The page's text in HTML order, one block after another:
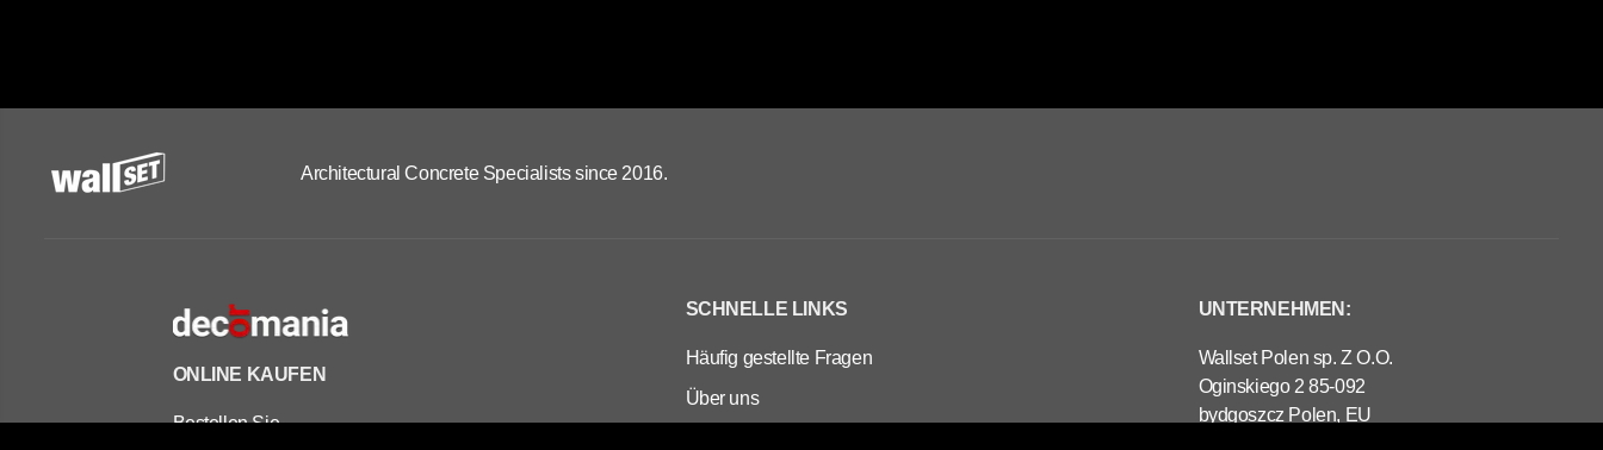
Architectural Concrete Specialists since 2016.
ONLINE KAUFEN
Bestellen Sie
SCHNELLE LINKS
Häufig gestellte Fragen
Über uns
UNTERNEHMEN:
Wallset Polen sp. Z O.O.
Oginskiego 2 85-092
bydgoszcz Polen, EU